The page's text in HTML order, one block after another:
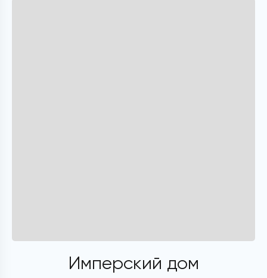
Имперский дом